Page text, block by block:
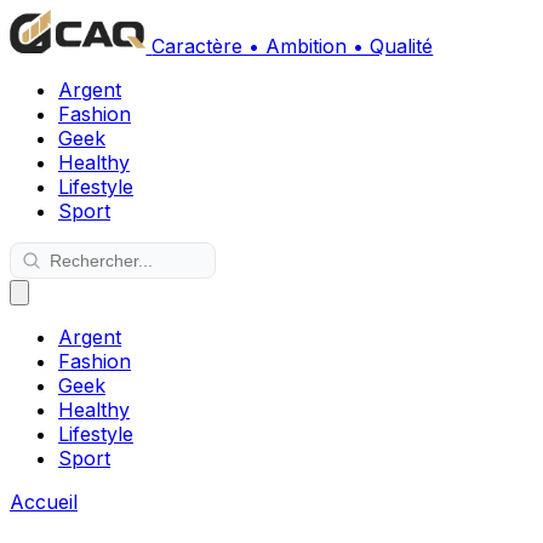
Caractère • Ambition • Qualité
Argent
Fashion
Geek
Healthy
Lifestyle
Sport
Argent
Fashion
Geek
Healthy
Lifestyle
Sport
Accueil